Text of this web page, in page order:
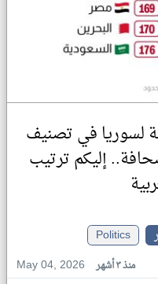
لسوريا في تصنيف
إليكم ترتيب
Politics
May 04, 2026
منذ ٣ أشهر